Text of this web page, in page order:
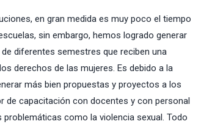
en gran medida es muy poco el tiempo
sin embargo, hemos logrado generar
diferentes semestres que reciben una
derechos de las mujeres. Es debido a la
más bien propuestas y proyectos a los
de capacitación con docentes y con personal
como la violencia sexual. Todo